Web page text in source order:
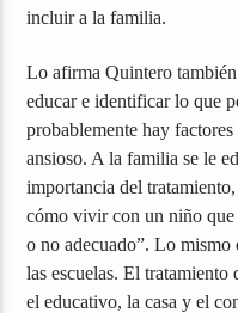
incluir a la familia.
Lo afirma Quintero
educar e identificar lo que
probablemente hay
ansioso. A la familia se le
importancia del
cómo vivir con un niño que
o no adecuado”. Lo mismo
las escuelas. El
el educativo, la casa y el